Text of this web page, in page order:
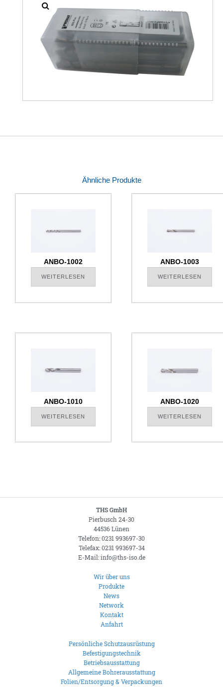
Ähnliche Produkte
ANBO-1002
WEITERLESEN
ANBO-1003
WEITERLESEN
ANBO-1010
WEITERLESEN
ANBO-1020
WEITERLESEN
THS GmbH
Pierbusch 24-30
44536 Lünen
Telefon: 0231 993697-30
Telefax: 0231 993697-34
E-Mail: info@ths-iso.de
Wir über uns
Produkte
News
Network
Kontakt
Anfahrt
Persönliche Schutzausrüstung
Befestigungstechnik
Betriebsausstattung
Allgemeine Bohrerausstattung
Folien/Entsorgung & Verpackungen